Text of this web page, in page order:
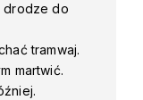
drodze do
tramwaj.
martwić.